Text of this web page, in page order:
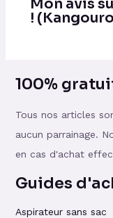
Mon avis
!
100%
Tous nos articles
aucun parrainage.
en cas d'achat
Guides
Aspirateur sans sac